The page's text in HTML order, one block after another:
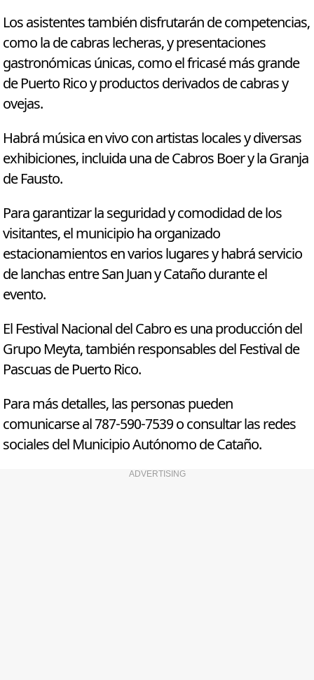
Los asistentes también disfrutarán de competencias,
como la de cabras lecheras, y presentaciones
gastronómicas únicas, como el fricasé más grande
de Puerto Rico y productos derivados de cabras y
ovejas.
Habrá música en vivo con artistas locales y diversas
exhibiciones, incluida una de Cabros Boer y la Granja
de Fausto.
Para garantizar la seguridad y comodidad de los
visitantes, el municipio ha organizado
estacionamientos en varios lugares y habrá servicio
de lanchas entre San Juan y Cataño durante el
evento.
El Festival Nacional del Cabro es una producción del
Grupo Meyta, también responsables del Festival de
Pascuas de Puerto Rico.
Para más detalles, las personas pueden
comunicarse al 787-590-7539 o consultar las redes
sociales del Municipio Autónomo de Cataño.
ADVERTISING